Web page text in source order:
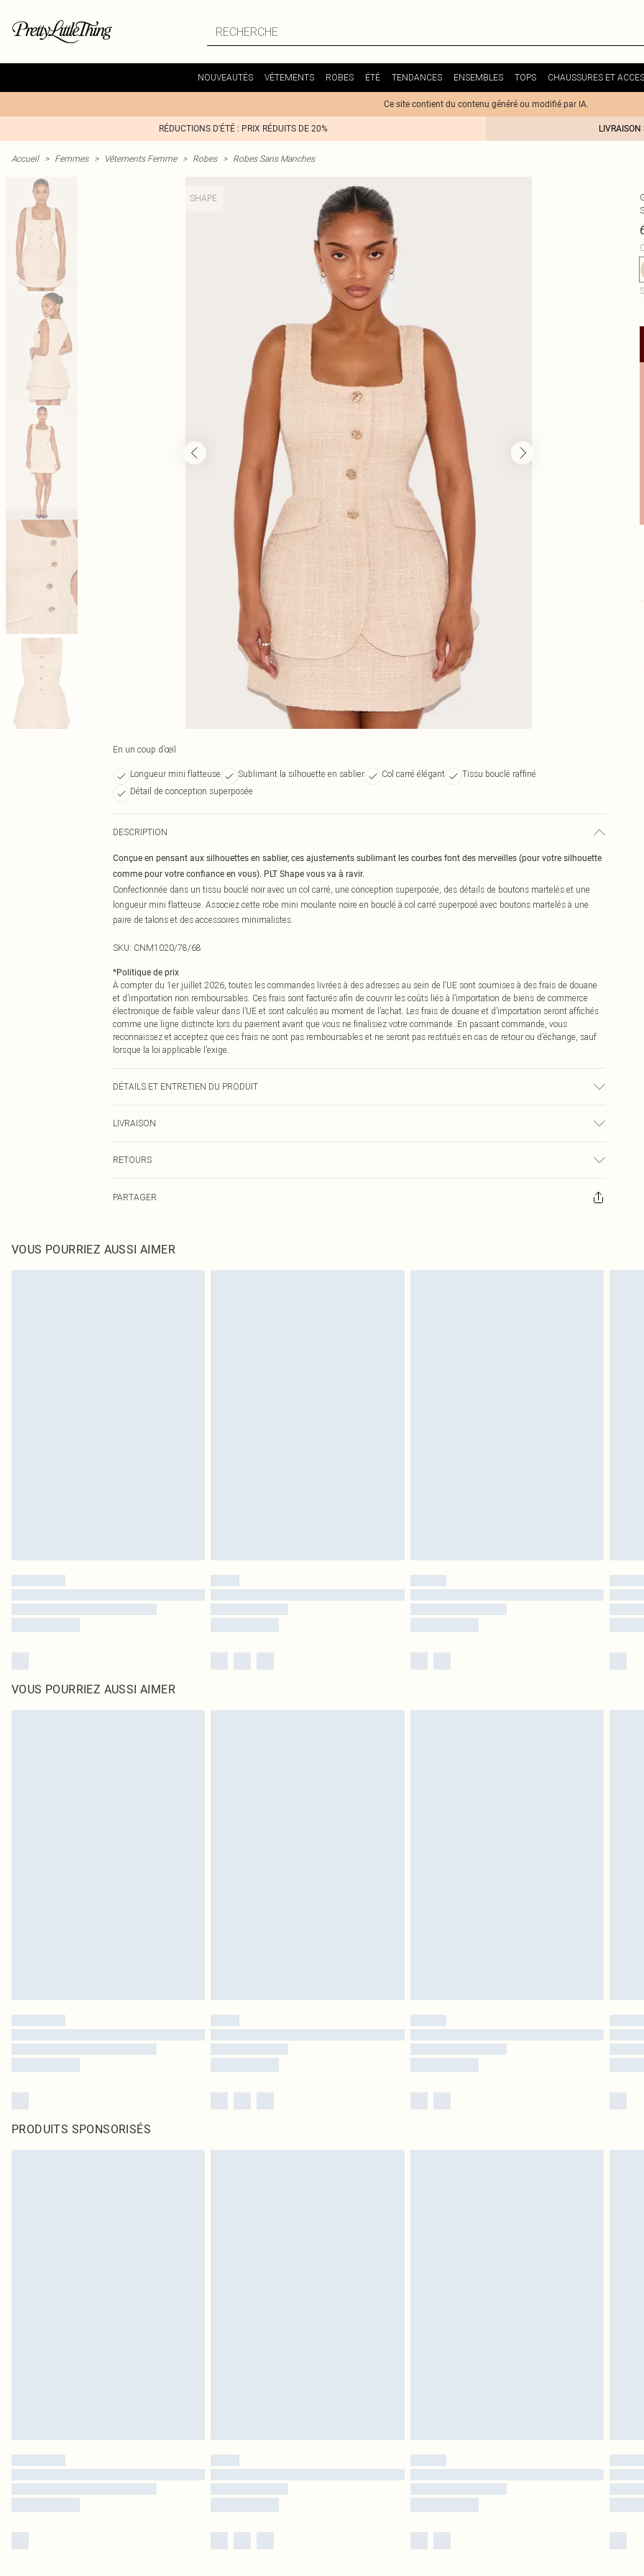
NOUVEAUTÉS VÊTEMENTS ROBES ÉTÉ TENDANCES ENSEMBLES TOPS CHAUSSURES ET
Ce site contient du contenu généré ou modifié par IA.
RÉDUCTIONS D'ÉTÉ : PRIX RÉDUITS DE 20%
Accueil > Femmes > Vêtements Femme > Robes > Robes Sans Manches
SHAPE
En un coup d’œil
Longueur mini flatteuse Sublimant la silhouette en sablier Col carré élégant
Tissu bouclé raffiné
Détail de conception superposée
DESCRIPTION
Conçue en pensant aux silhouettes en sablier, ces ajustements sublimant les courbes font des merveilles (pour votre silhouette
comme pour votre confiance en vous). PLT Shape vous va à ravir.
Confectionnée dans un tissu bouclé noir avec un col carré, une conception superposée, des détails de boutons martelés et une
longueur mini flatteuse. Associez cette robe mini moulante noire en bouclé à col carré superposé avec boutons martelés à une
paire de talons et des accessoires minimalistes.
SKU: CNM1020/78/68
*Politique de prix
À compter du 1er juillet 2026, toutes les commandes livrées à des adresses au sein de l’UE sont soumises à des frais de douane
et d’importation non remboursables. Ces frais sont facturés afin de couvrir les coûts liés à l’importation de biens de commerce
électronique de faible valeur dans l’UE et sont calculés au moment de l’achat. Les frais de douane et d’importation seront affichés
comme une ligne distincte lors du paiement avant que vous ne finalisiez votre commande. En passant commande, vous
reconnaissez et acceptez que ces frais ne sont pas remboursables et ne seront pas restitués en cas de retour ou d’échange, sauf
lorsque la loi applicable l’exige.
DÉTAILS ET ENTRETIEN DU PRODUIT
LIVRAISON
€7.99
RETOURS
Veuillez noter que nous ne pouvons pas rembourser les masques tendance, les cosmétiques, les bijoux pour piercings, les jouets
également être essayées en intérieur. Les articles pour la maison, y compris le linge de lit, les matelas, les surmatelas et les
PARTAGER
VOUS POURRIEZ AUSSI AIMER
VOUS POURRIEZ AUSSI AIMER
PRODUITS SPONSORISÉS